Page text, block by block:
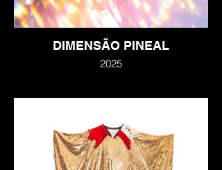
DIMENSÃO PINEAL
2025